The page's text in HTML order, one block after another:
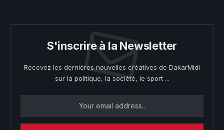
S'inscrire à la Newsletter
Recevez les dernières nouvelles créatives de DakarMidi
sur la politique, la société, le sport ...